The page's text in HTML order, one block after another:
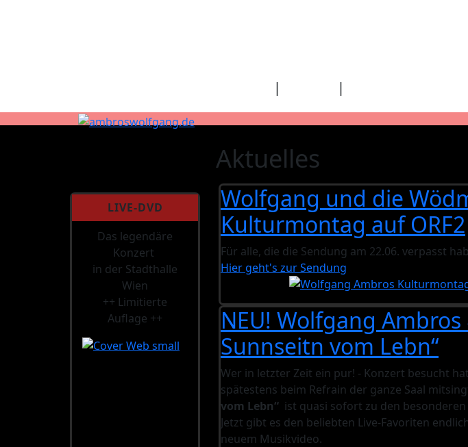
| |
Aktuelles
LIVE-DVD
Das legendäre
Konzert
in der Stadthalle
Wien
++ Limitierte
Auflage ++
Wolfgang und die
Kulturmontag auf ORF2
Für alle, die die Sendung am 22.06. verpasst
Hier geht's zur Sendung
NEU! Wolfgang
Sunnseitn vom Lebn“
Wer in letzter Zeit ein pur! - Konzert besucht
spätestens beim Refrain der ganze Saal
vom Lebn“ ist quasi sofort zu den
Jetzt gibt es den beliebten Live-Favoriten
neuem Musikvideo.